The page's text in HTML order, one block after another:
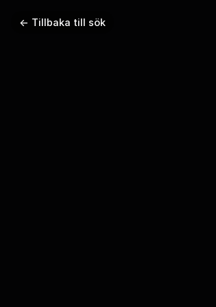
← Tillbaka till sök